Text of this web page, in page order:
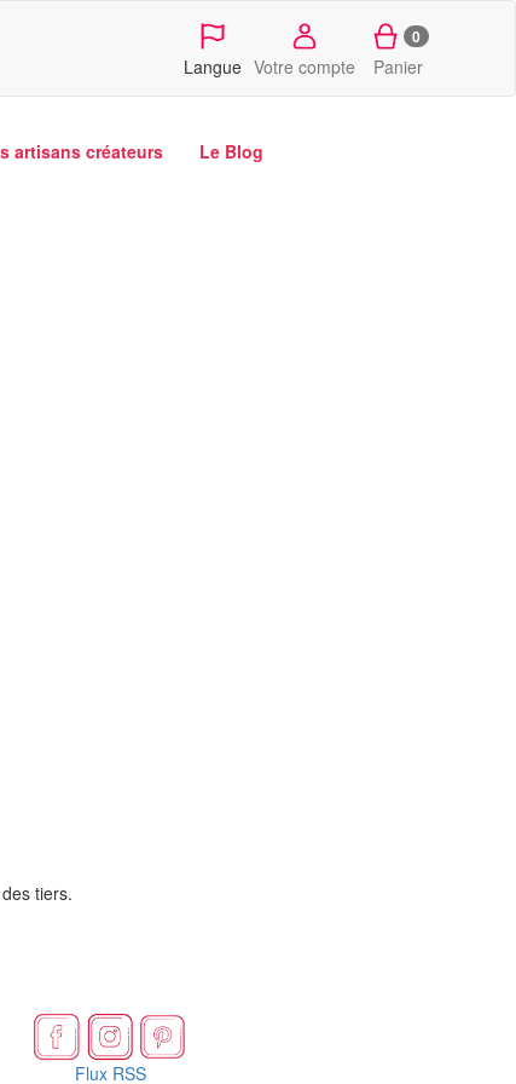
Langue Votre compte
0
Panier
artisans créateurs
Le Blog
tiers.
Flux RSS